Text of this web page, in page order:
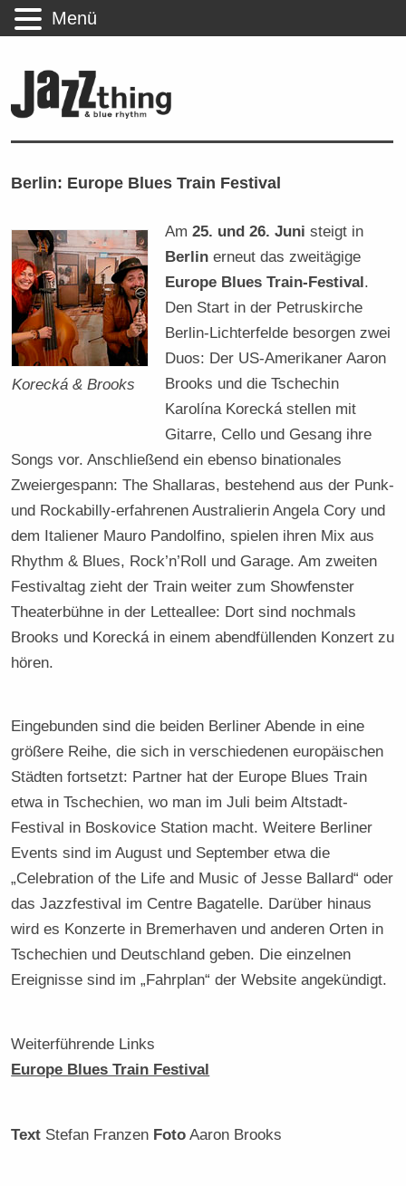
Berlin: Europe Blues Train Festival
Korecká & Brooks
Am25. und 26. Juni steigt in
Berlin erneut das zweitägige
Europe Blues Train-Festival.
Den Start in der Petruskirche
Berlin-Lichterfelde besorgen zwei
Duos: Der US-Amerikaner Aaron
Brooks und die Tschechin
Karolína Korecká stellen mit
Gitarre, Cello und Gesang ihre
Songs vor. Anschließend ein ebenso binationales
Zweiergespann: The Shallaras, bestehend aus der Punk-
und Rockabilly-erfahrenen Australierin Angela Cory und
dem Italiener Mauro Pandolfino, spielen ihren Mix aus
Rhythm & Blues, Rock’n’Roll und Garage. Am zweiten
Festivaltag zieht der Train weiter zum Showfenster
Theaterbühne in der Letteallee: Dort sind nochmals
Brooks und Korecká in einem abendfüllenden Konzert zu
hören.
Eingebunden sind die beiden Berliner Abende in eine
größere Reihe, die sich in verschiedenen europäischen
Städten fortsetzt: Partner hat der Europe Blues Train
etwa in Tschechien, wo man im Juli beim Altstadt-
Festival in Boskovice Station macht. Weitere Berliner
Events sind im August und September etwa die
„Celebration of the Life and Music of Jesse Ballard“ oder
das Jazzfestival im Centre Bagatelle. Darüber hinaus
wird es Konzerte in Bremerhaven und anderen Orten in
Tschechien und Deutschland geben. Die einzelnen
Ereignisse sind im „Fahrplan“ der Website angekündigt.
Weiterführende Links
Europe Blues Train Festival
Text Stefan Franzen Foto Aaron Brooks
Menü